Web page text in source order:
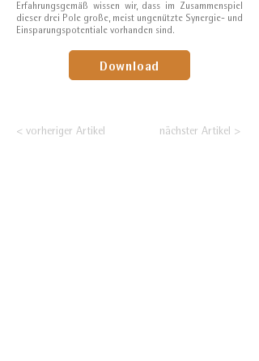
Erfahrungsgemäß wissen wir, dass im Zusammenspiel
dieser drei Pole große, meist ungenützte Synergie- und
Einsparungspotentiale vorhanden sind.
Download
< vorheriger Artikel nächster Artikel >